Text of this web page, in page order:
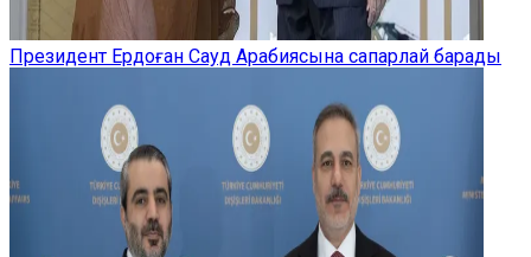
Президент Ердоған Сауд Арабиясына сапарлай барады